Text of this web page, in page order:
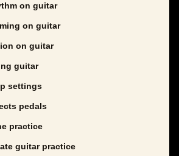
on guitar
on guitar
on guitar
guitar
settings
pedals
practice
guitar practice